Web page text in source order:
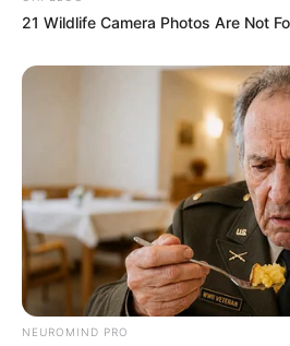
Tiercé avec notre
Quinté+
logiciel intégré ou la
, les deux systèmes sont
pronostics de la presse
personnalisables avec une
maximiser vos chances de
21 Wildlife Camera Photos Are Not
NEUROMIND PRO